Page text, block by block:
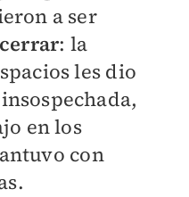
a ser
: la
les dio
en los
con